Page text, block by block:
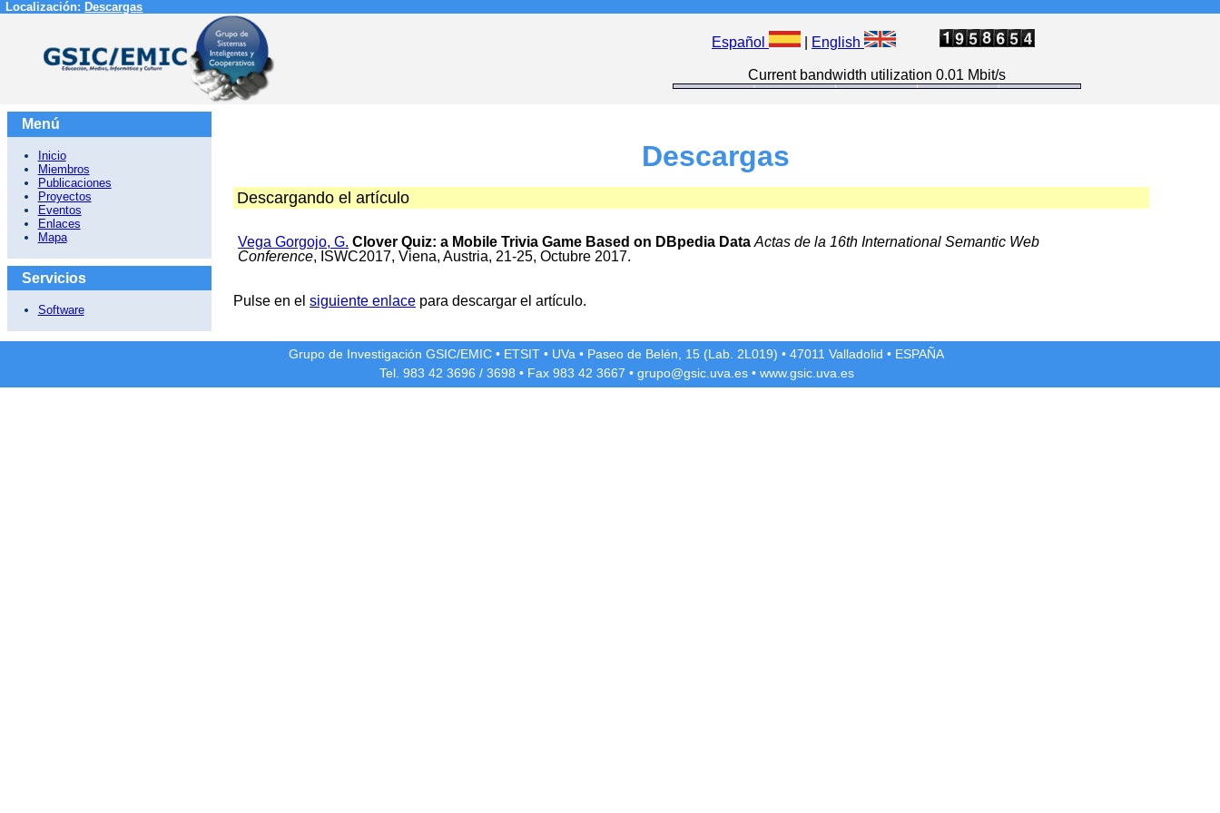
Localización: Descargas
Español English
Current bandwidth utilization 0.01 Mbit/s
Menú
Inicio
Miembros
Publicaciones
Proyectos
Eventos
Enlaces
Mapa
Servicios
Software
Descargas
Descargando el artículo
Vega Gorgojo, G. Clover Quiz: a Mobile Trivia Game Based on DBpedia Data Actas de la 16th International Semantic Web
Conference, ISWC2017, Viena, Austria, 21-25, Octubre 2017.
Pulse en el siguiente enlace para descargar el artículo.
Grupo de Investigación GSIC/EMIC • ETSIT • UVa • Paseo de Belén, 15 (Lab. 2L019) •47011 Valladolid • ESPAÑA
Tel. 983 42 3696 / 3698 • Fax 983 42 3667 • grupo@gsic.uva.es• www.gsic.uva.es